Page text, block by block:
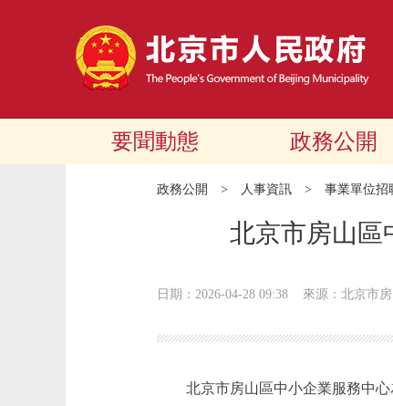
要聞動態 政務公開
政務公開 > 人事資訊 > 事業單位招
北京市房山區
日期：2026-04-28 09:38 來源：北京市
北京市房山區中小企業服務中心